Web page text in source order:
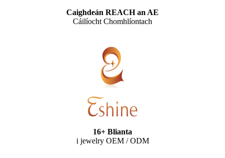
Caighdeán REACH an AE
Cáilíocht Chomhlíontach
16+ Blianta
i jewelry OEM / ODM